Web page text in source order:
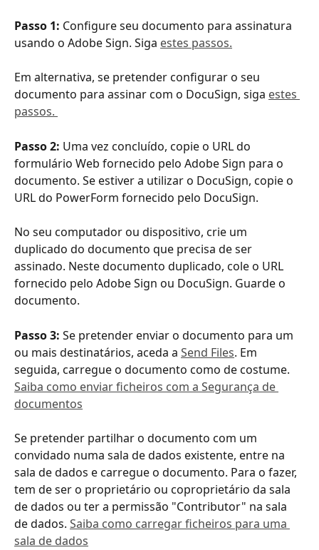
Passo 1: Configure seu documento para assinatura
usando o Adobe Sign. Siga estes passos.
Em alternativa, se pretender configurar o seu
documento para assinar com o DocuSign, siga estes
passos.
Passo 2: Uma vez concluído, copie o URL do
formulário Web fornecido pelo Adobe Sign para o
documento. Se estiver a utilizar o DocuSign, copie o
URL do PowerForm fornecido pelo DocuSign.
No seu computador ou dispositivo, crie um
duplicado do documento que precisa de ser
assinado. Neste documento duplicado, cole o URL
fornecido pelo Adobe Sign ou DocuSign. Guarde o
documento.
Passo 3: Se pretender enviar o documento para um
ou mais destinatários, aceda a Send Files. Em
seguida, carregue o documento como de costume.
Saiba como enviar ficheiros com a Segurança de
documentos
Se pretender partilhar o documento com um
convidado numa sala de dados existente, entre na
sala de dados e carregue o documento. Para o fazer,
tem de ser o proprietário ou coproprietário da sala
de dados ou ter a permissão "Contributor" na sala
de dados. Saiba como carregar ficheiros para uma
sala de dados